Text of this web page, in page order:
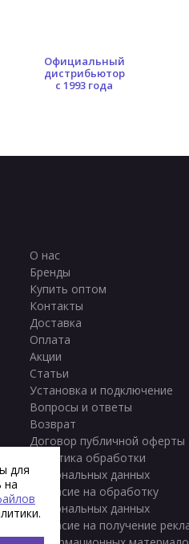
Официальный
дистрибьютор
с 1993 года
О нас
Бренды
Купить оптом
Контакты
Доставка
Оплата
Акции
Статьи
Установка и подключение
Вопросы и ответы
Возврат
Договор публичной оферты
Политика обработки
персональных данных
Согласие на обработку
персональных данных
Согласие на получение
для
на